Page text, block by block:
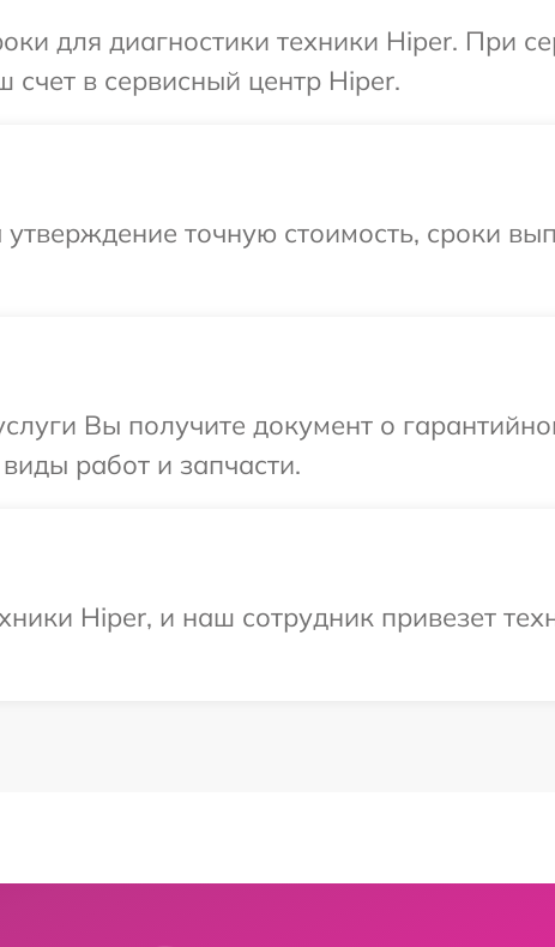
для диагностики техники Hiper. При
в сервисный центр Hiper.
точную стоимость, сроки
Вы получите документ о
работ и запчасти.
Hiper, и наш сотрудник привезет